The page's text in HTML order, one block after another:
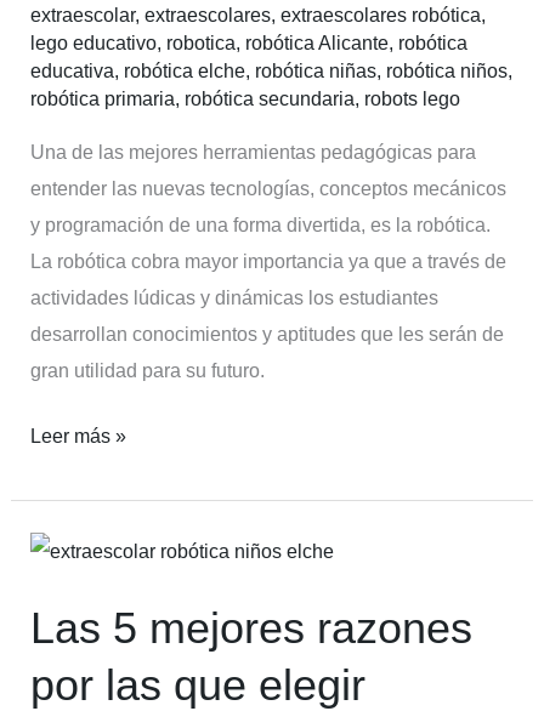
extraescolar,extraescolares,extraescolares robótica,
lego educativo, robotica, robótica Alicante, robótica
educativa, robótica elche, robótica niñas, robótica niños,
robótica primaria, robótica secundaria, robots lego
Una de las mejores herramientas pedagógicas para
entender las nuevas tecnologías, conceptos mecánicos
y programación de una forma divertida, es la robótica.
La robótica cobra mayor importancia ya que a través de
actividades lúdicas y dinámicas los estudiantes
desarrollan conocimientos y aptitudes que les serán de
gran utilidad para su futuro.
niñas
y
niños
Leer más »
Las 5 mejores razones
por las que elegir
Las
mejores
por